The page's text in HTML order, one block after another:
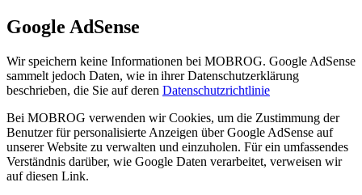
Google AdSense
Wir speichern keine Informationen bei MOBROG. Google AdSense
sammelt jedoch Daten, wie in ihrer Datenschutzerklärung
beschrieben, die Sie auf deren Datenschutzrichtlinie
Bei MOBROG verwenden wir Cookies, um die Zustimmung der
Benutzer für personalisierte Anzeigen über Google AdSense auf
unserer Website zu verwalten und einzuholen. Für ein umfassendes
Verständnis darüber, wie Google Daten verarbeitet, verweisen wir
auf diesen Link.